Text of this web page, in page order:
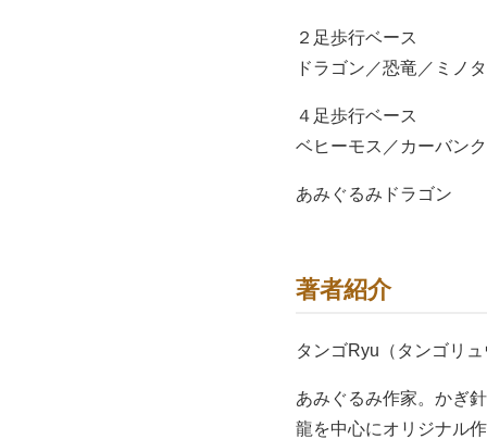
２足歩行ベース
ドラゴン／恐竜／ミノ
４足歩行ベース
ベヒーモス／カーバン
あみぐるみドラゴン
著者紹介
タンゴRyu（タンゴリ
あみぐるみ作家。かぎ
龍を中心にオリジナル